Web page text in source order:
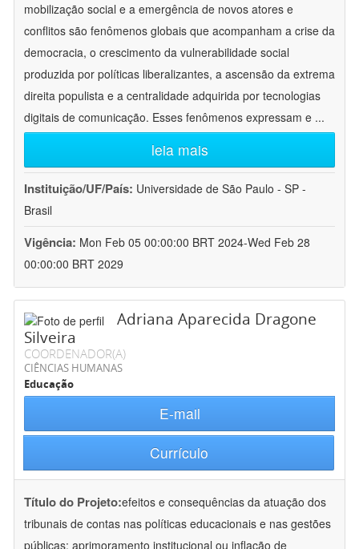
mobilização social e a emergência de novos atores e
conflitos são fenômenos globais que acompanham a crise da
democracia, o crescimento da vulnerabilidade social
produzida por políticas liberalizantes, a ascensão da extrema
direita populista e a centralidade adquirida por tecnologias
digitais de comunicação. Esses fenômenos expressam e ...
leia mais
Instituição/UF/País: Universidade de São Paulo - SP -
Brasil
Vigência: Mon Feb 05 00:00:00 BRT 2024-Wed Feb 28
00:00:00 BRT 2029
Adriana Aparecida Dragone
Silveira
COORDENADOR(A)
CIÊNCIAS HUMANAS
Educação
E-mail
Currículo
Título do Projeto:efeitos e consequências da atuação dos
tribunais de contas nas políticas educacionais e nas gestões
públicas: aprimoramento institucional ou inflação de